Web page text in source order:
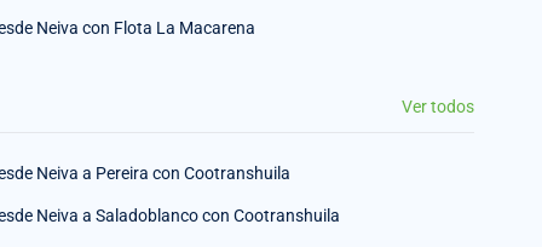
Neiva con Flota La Macarena
Ver todos
Neiva a Pereira con Cootranshuila
Neiva a Saladoblanco con Cootranshuila